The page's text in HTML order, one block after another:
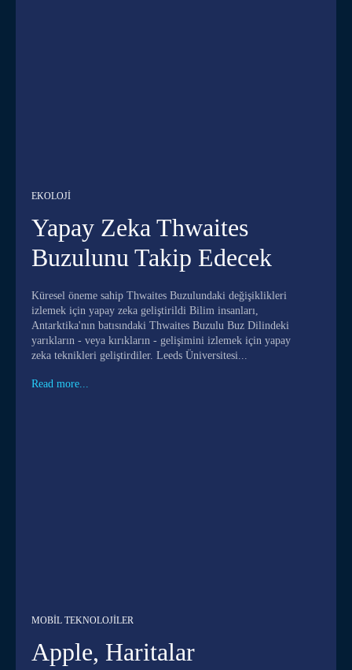
EKOLOJI
Yapay Zeka Thwaites
Buzulunu Takip Edecek
Küresel öneme sahip Thwaites Buzulundaki değişiklikleri
izlemek için yapay zeka geliştirildi Bilim insanları,
Antarktika'nın batısındaki Thwaites Buzulu Buz Dilindeki
yarıkların - veya kırıkların - gelişimini izlemek için yapay
zeka teknikleri geliştirdiler. Leeds Üniversitesi...
Read more...
MOBIL TEKNOLOJILER
Apple, Haritalar